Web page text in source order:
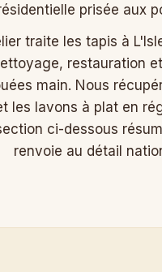
prisée aux
traite les tapis à
restauration
main. Nous
les lavons à plat en
ci-dessous
renvoie au détail